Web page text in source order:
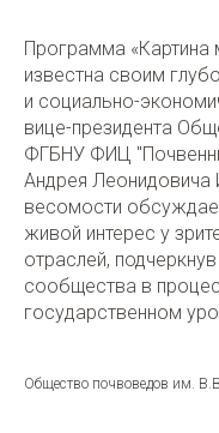
Программа
известна своим
и социально-
вице-президента
ФГБНУ ФИЦ
Андрея Леонидовича
весомости
живой интерес у
отраслей,
сообщества в
государственном
Общество почвоведов им.